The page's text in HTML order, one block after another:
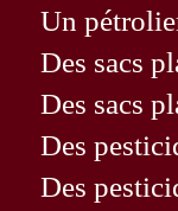
Un
Des sacs
Des sacs
Des
Des